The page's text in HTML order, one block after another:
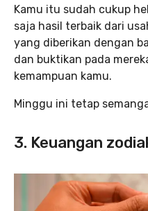
Kamu itu sudah cukup
saja hasil terbaik dari
yang diberikan dengan
dan buktikan pada
kemampuan kamu.
Minggu ini tetap
3. Keuangan